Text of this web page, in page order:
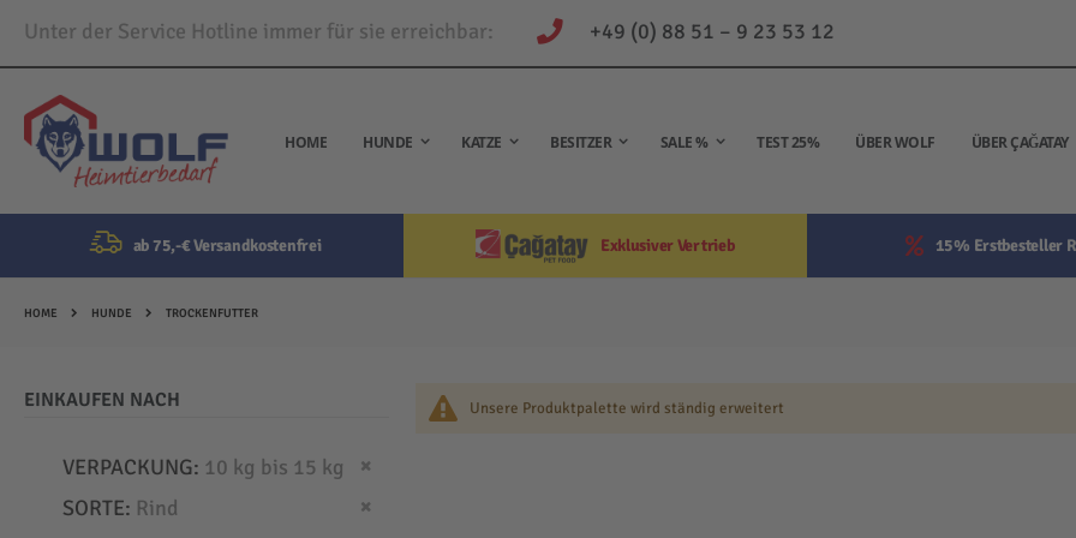
Unter der Service Hotline immer für sie erreichbar: +49 (0) 88 51 – 9 23 53 12
Direkt
zum
Inhalt
HOME HUNDE KATZE BESITZER SALE % TEST 25% ÜBER WOLF ÜBER ÇAĞATAY
ab 75,-€ Versandkostenfrei Exklusiver Vertrieb 15% Erstbesteller
HOME HUNDE TROCKENFUTTER
Unsere Produktpalette wird ständig erweitert
EINKAUFEN NACH
VERPACKUNG 10 kg bis 15 kg
SORTE Rind